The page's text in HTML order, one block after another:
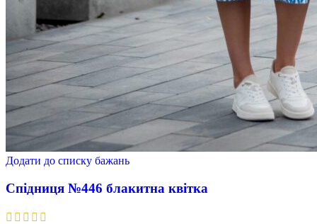
Додати до списку бажань
Спідниця №446 блакитна квітка